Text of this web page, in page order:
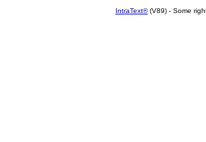
IntraText®(V89) - Some